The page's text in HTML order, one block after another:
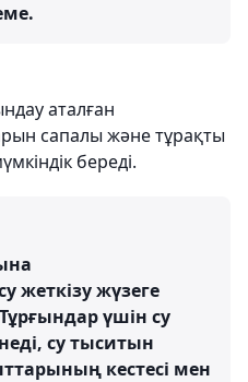
аталған
сапалы және тұрақты
береді.
жеткізу жүзеге
үшін су
су тыситын
кестесі мен